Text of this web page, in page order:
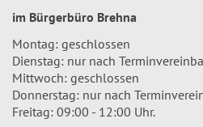
im Bürgerbüro Brehna
Montag: geschlossen
Dienstag: nur nach
Mittwoch: geschlossen
Donnerstag: nur nach
Freitag: 09:00 - 12:00 Uhr.